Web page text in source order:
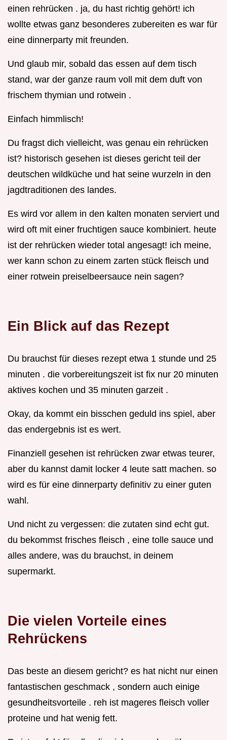
einen rehrücken . ja, du hast richtig gehört! ich
wollte etwas ganz besonderes zubereiten es war für
eine dinnerparty mit freunden.
Und glaub mir, sobald das essen auf dem tisch
stand, war der ganze raum voll mit dem duft von
frischem thymian und rotwein .
Einfach himmlisch!
Du fragst dich vielleicht, was genau ein rehrücken
ist? historisch gesehen ist dieses gericht teil der
deutschen wildküche und hat seine wurzeln in den
jagdtraditionen des landes.
Es wird vor allem in den kalten monaten serviert und
wird oft mit einer fruchtigen sauce kombiniert. heute
ist der rehrücken wieder total angesagt! ich meine,
wer kann schon zu einem zarten stück fleisch und
einer rotwein preiselbeersauce nein sagen?
Ein Blick auf das Rezept
Du brauchst für dieses rezept etwa 1 stunde und 25
minuten . die vorbereitungszeit ist fix nur 20 minuten
aktives kochen und 35 minuten garzeit .
Okay, da kommt ein bisschen geduld ins spiel, aber
das endergebnis ist es wert.
Finanziell gesehen ist rehrücken zwar etwas teurer,
aber du kannst damit locker 4 leute satt machen. so
wird es für eine dinnerparty definitiv zu einer guten
wahl.
Und nicht zu vergessen: die zutaten sind echt gut.
du bekommst frisches fleisch , eine tolle sauce und
alles andere, was du brauchst, in deinem
supermarkt.
Die vielen Vorteile eines
Rehrückens
Das beste an diesem gericht? es hat nicht nur einen
fantastischen geschmack , sondern auch einige
gesundheitsvorteile . reh ist mageres fleisch voller
proteine und hat wenig fett.